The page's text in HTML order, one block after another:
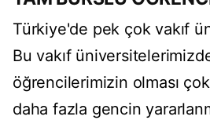
Türkiye'de pek çok vakıf
Bu vakıf
öğrencilerimizin olması
daha fazla gencin